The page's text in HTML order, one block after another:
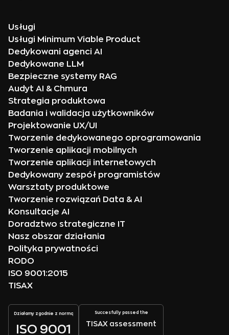
Usługi
Usługi Minimum Viable Product
Dedykowani agenci AI
Dedykowane LLM
Bezpieczne systemy RAG
Audyt AI & Chmura
Strategia produktowa
Badania i walidacja użytkowników
Projektowanie UX/UI
Tworzenie dedykowanego oprogramowania
Tworzenie aplikacji mobilnych
Tworzenie aplikacji internetowych
Dedykowany zespół programistów
Warsztaty produktowe
Tworzenie rozwiązań Data & AI
Konsultacje AI
Doradztwo strategiczne IT
Nasz obszar działania
Polityka prywatności
RODO
ISO 9001:2015
TISAX
Działamy zgodnie z normą
ISO 9001
Succesfully passed the
TISAX assessment